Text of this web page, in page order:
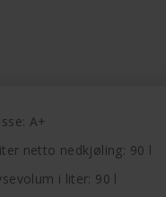
A+
netto nedkjøling: 90 l
i liter: 90 l